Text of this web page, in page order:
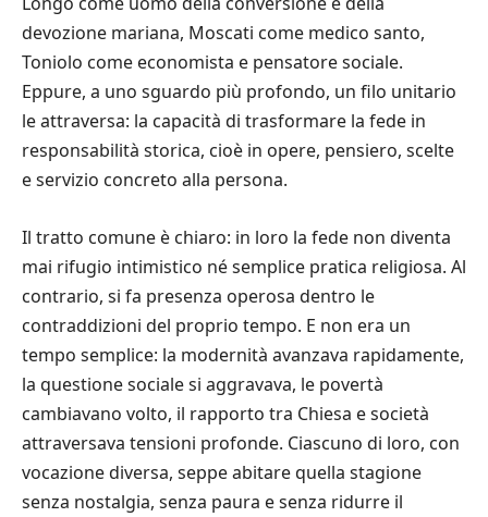
devozione mariana, Moscati come medico santo,
Toniolo come economista e pensatore sociale.
Eppure, a uno sguardo più profondo, un filo unitario
le attraversa: la capacità di trasformare la fede in
responsabilità storica, cioè in opere, pensiero, scelte
e servizio concreto alla persona.
Il tratto comune è chiaro: in loro la fede non diventa
mai rifugio intimistico né semplice pratica religiosa. Al
contrario, si fa presenza operosa dentro le
contraddizioni del proprio tempo. E non era un
tempo semplice: la modernità avanzava rapidamente,
la questione sociale si aggravava, le povertà
cambiavano volto, il rapporto tra Chiesa e società
attraversava tensioni profonde. Ciascuno di loro, con
vocazione diversa, seppe abitare quella stagione
senza nostalgia, senza paura e senza ridurre il